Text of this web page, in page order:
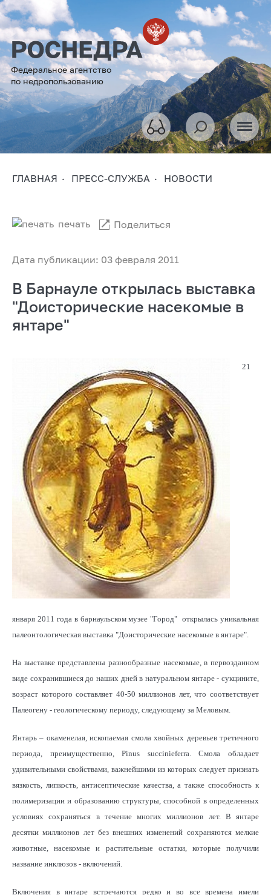
Федеральное агентство
по недропользованию
ГЛАВНАЯ ПРЕСС-СЛУЖБА НОВОСТИ
Дата публикации: 03 февраля 2011
печать Поделиться
В Барнауле открылась выставка
"Доисторические насекомые в
янтаре"
21
января 2011 года в барнаульском музее "Город" открылась уникальная
палеонтологическая выставка "Доисторические насекомые в янтаре".
На выставке представлены разнообразные насекомые, в первозданном
виде сохранившиеся до наших дней в натуральном янтаре - сукцините,
возраст которого составляет 40-50 миллионов лет, что соответствует
Палеогену - геологическому периоду, следующему за Меловым.
Янтарь – окаменелая, ископаемая смола хвойных деревьев третичного
периода, преимущественно, Pinus succinieferra. Смола обладает
удивительными свойствами, важнейшими из которых следует признать
вязкость, липкость, антисептические качества, а также способность к
полимеризации и образованию структуры, способной в определенных
условиях сохраняться в течение многих миллионов лет. В янтаре
десятки миллионов лет без внешних изменений сохраняются мелкие
животные, насекомые и растительные остатки, которые получили
название инклюзов - включений.
Включения в янтаре встречаются редко и во все времена имели